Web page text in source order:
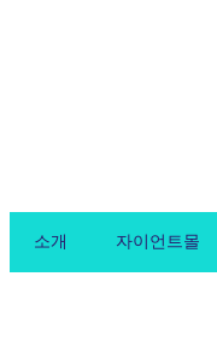
소개 자이언트몰